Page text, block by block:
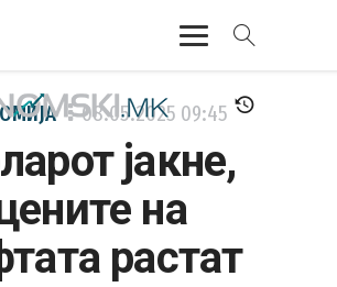
08.05.2025 09:45
јакне,
на
растат